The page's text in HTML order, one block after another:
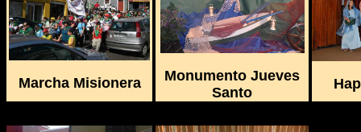
Marcha Misionera
Monumento Jueves
Santo